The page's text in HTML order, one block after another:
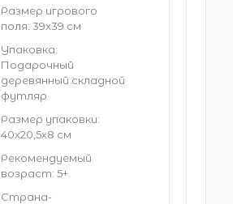
Размер игрового
поля: 39х39 см
Упаковка:
Подарочный
деревянный складной
футляр
Размер упаковки:
40х20,5х8 см
Рекомендуемый
возраст: 5+
Страна-